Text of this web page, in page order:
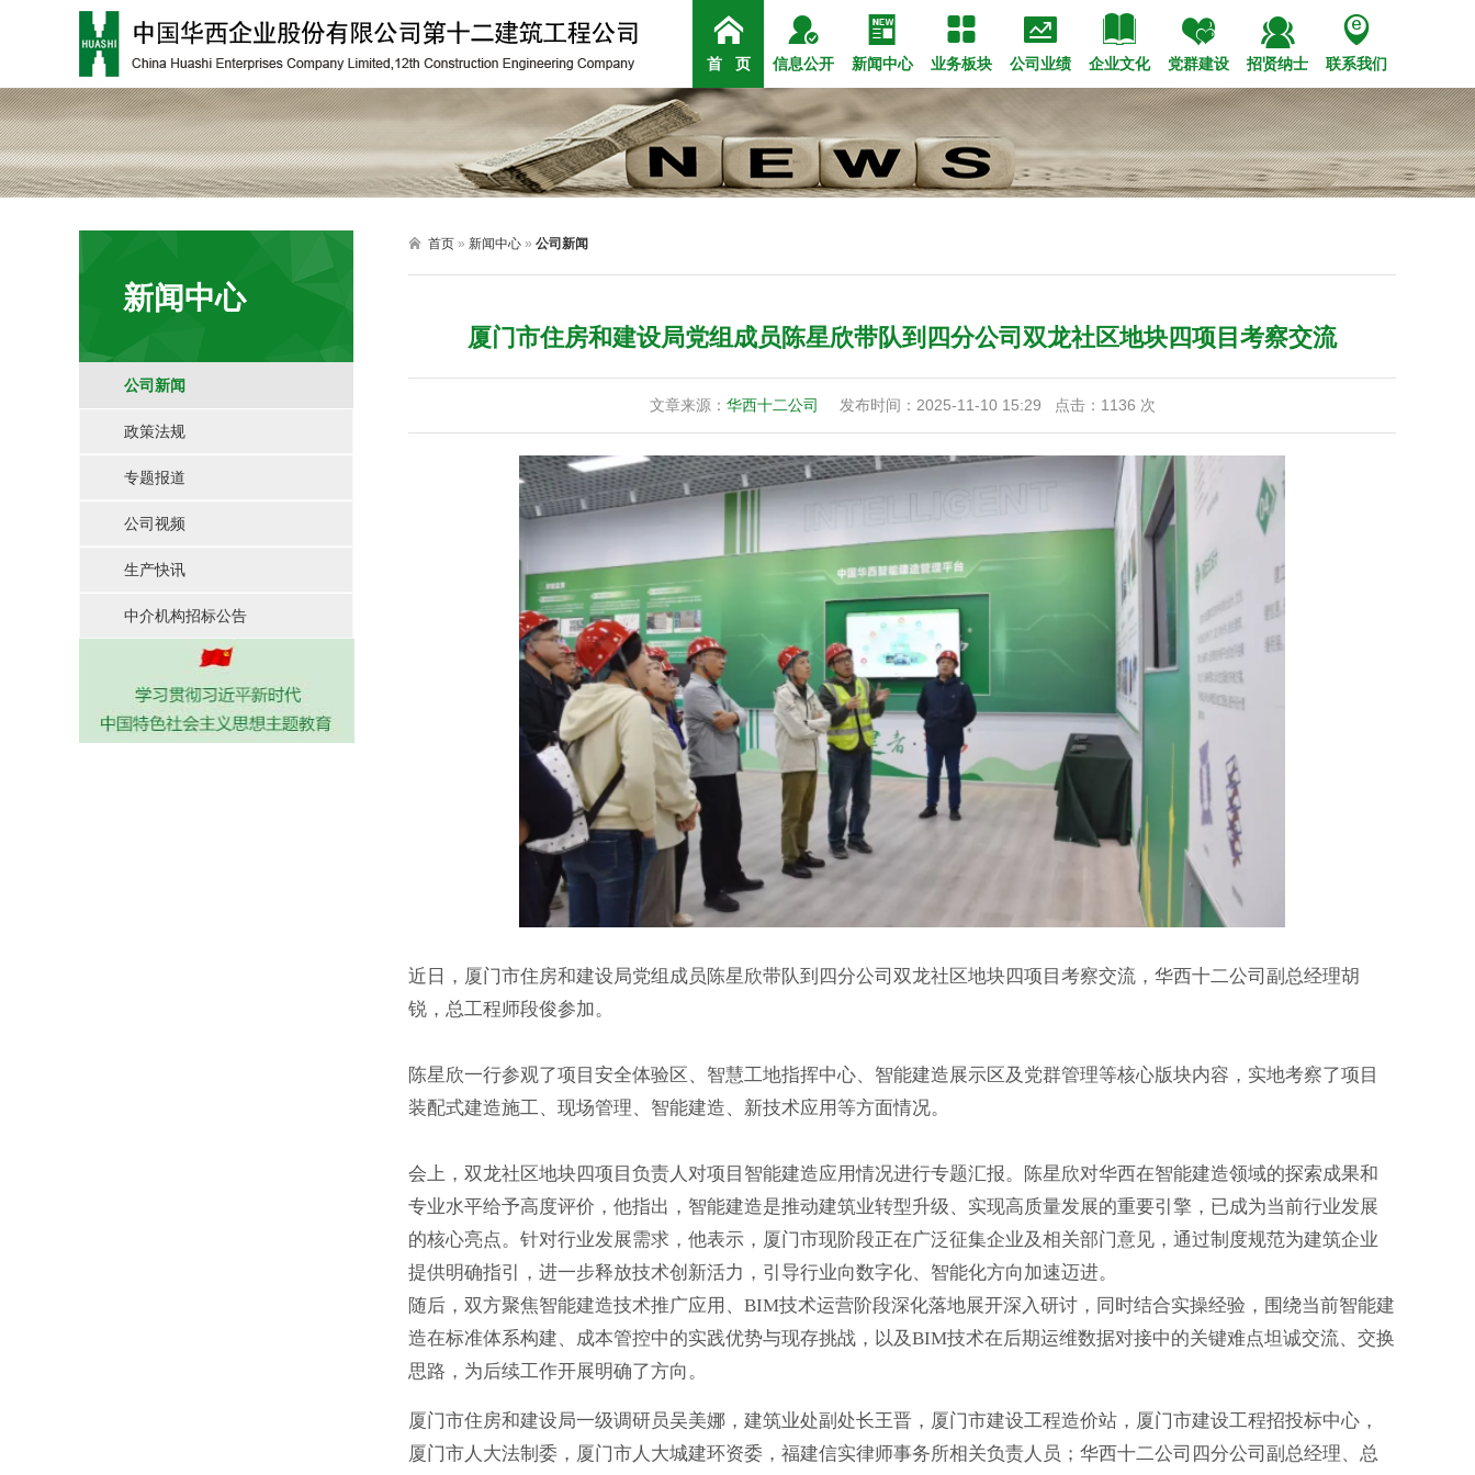

首 页

信息公开

新闻中心

业务板块

公司业绩

企业文化

党群建设

招贤纳士

联系我们
公司简介 组织架构 管理高层
公司新闻 政策法规 专题报道 公司视频
房建 市政 装饰 钢结构 设备租赁
经典工程 技术创新 荣誉奖项
历史沿革 企业标识 华西赋 文化理念
党的建设 职工之家 青年之窗
社会招聘 校园招聘 内部竞聘
 首页 » 新闻中心 » 公司新闻
厦门市住房和建设局党组成员陈星欣带队到四分公司双龙社区地块四项目考察交流
文章来源： 华西十二公司 发布时间：2025-11-10 15:29 点击： 1136 次
近日，厦门市住房和建设局党组成员陈星欣带队到四分公司双龙社区地块四项目考察交流，华西十二公司副总经理胡
锐，总工程师段俊参加。
陈星欣一行参观了项目安全体验区、智慧工地指挥中心、智能建造展示区及党群管理等核心版块内容，实地考察了项目
装配式建造施工、现场管理、智能建造、新技术应用等方面情况。
会上，双龙社区地块四项目负责人对项目智能建造应用情况进行专题汇报。陈星欣对华西在智能建造领域的探索成果和
专业水平给予高度评价，他指出，智能建造是推动建筑业转型升级、实现高质量发展的重要引擎，已成为当前行业发展
的核心亮点。针对行业发展需求，他表示，厦门市现阶段正在广泛征集企业及相关部门意见，通过制度规范为建筑企业
提供明确指引，进一步释放技术创新活力，引导行业向数字化、智能化方向加速迈进。
随后，双方聚焦智能建造技术推广应用、BIM技术运营阶段深化落地展开深入研讨，同时结合实操经验，围绕当前智能建
造在标准体系构建、成本管控中的实践优势与现存挑战，以及BIM技术在后期运维数据对接中的关键难点坦诚交流、交换
思路，为后续工作开展明确了方向。
厦门市住房和建设局一级调研员吴美娜，建筑业处副处长王晋，厦门市建设工程造价站，厦门市建设工程招投标中心，
厦门市人大法制委，厦门市人大城建环资委，福建信实律师事务所相关负责人员；华西十二公司四分公司副总经理、总
新闻中心
公司新闻
政策法规
专题报道
公司视频
生产快讯
中介机构招标公告